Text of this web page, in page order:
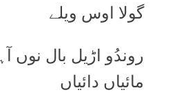
گولا اوس ویلے
روندُو اڑیل بال نوں
مائیاں دائیاں